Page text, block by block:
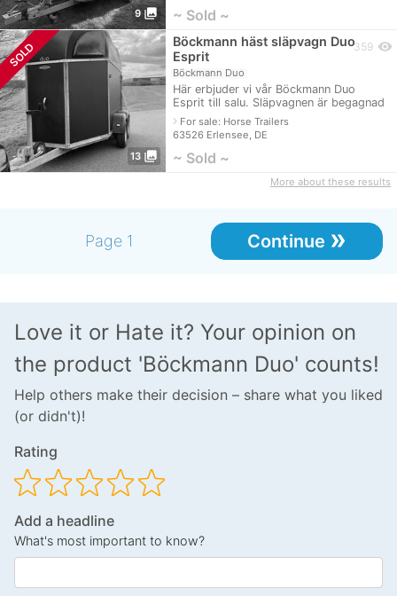
9 photo_library ~ Sold ~
SOLD
13 photo_library
Böckmann häst släpvagn Duo
Esprit
Böckmann Duo
Här erbjuder vi vår Böckmann Duo
Esprit till salu. Släpvagnen är begagnad
men i toppskick. Se bilder. Tekniska
data Bas 2 hästar, trägolv. Totalvi
navigate_nextFor sale: Horse Trailers
63526 Erlensee, DE
359 visibility
~ Sold ~
More about these results
Page 1 Continue »
Love it or Hate it? Your opinion on
the product 'Böckmann Duo' counts!
Help others make their decision – share what you liked
(or didn't)!
Rating
Add a headline
What's most important to know?